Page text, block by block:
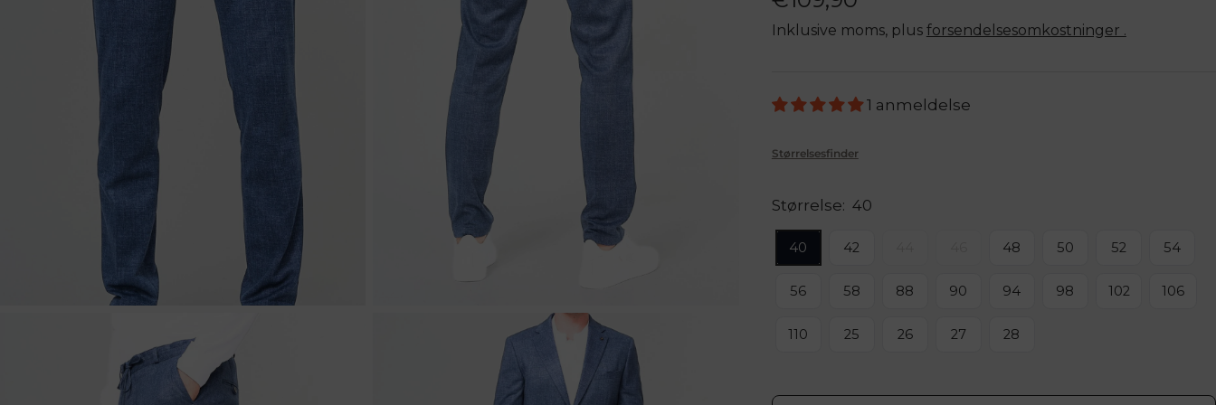
Inklusive moms, plus forsendelsesomkostninger .
1 anmeldelse
Størrelsesfinder
Størrelse: 40
40 42 48 50 52 54
56 58 88 90 94 98 102 106
110 25 26 27 28